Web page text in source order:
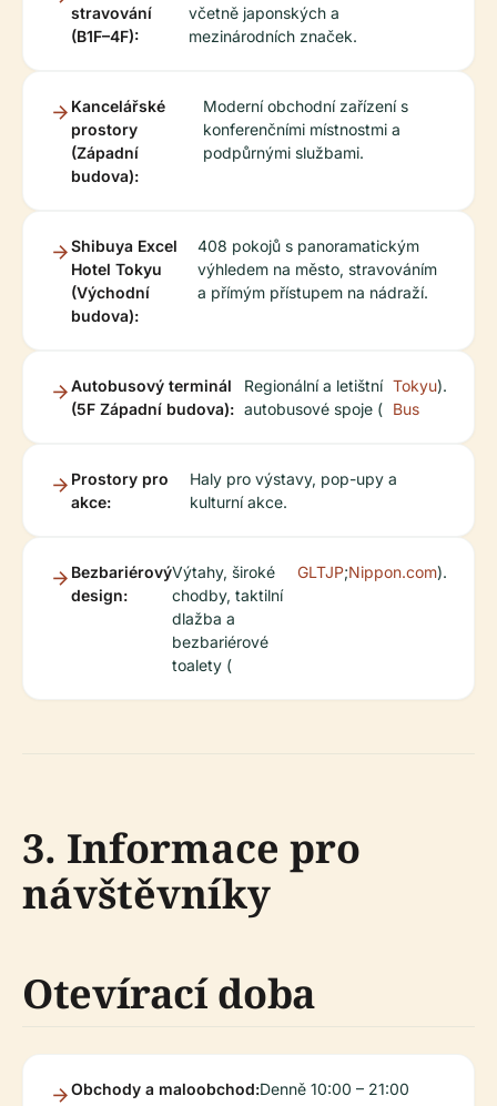
stravování
(B1F–4F):
včetně japonských a
mezinárodních značek.
Kancelářské
prostory
(Západní
budova):
Moderní obchodní zařízení s
konferenčními místnostmi a
podpůrnými službami.
Shibuya Excel
Hotel Tokyu
(Východní
budova):
408 pokojů s panoramatickým
výhledem na město, stravováním
a přímým přístupem na nádraží.
Autobusový terminál
(5F Západní budova):
Regionální a letištní
autobusové spoje (
Tokyu
Bus
).
Prostory pro
akce:
Haly pro výstavy, pop-upy a
kulturní akce.
Bezbariérový
design:
Výtahy, široké
chodby, taktilní
dlažba a
bezbariérové
toalety (
GLTJP;Nippon.com).
3. Informace pro
návštěvníky
Otevírací doba
Obchody a maloobchod:Denně 10:00 – 21:00